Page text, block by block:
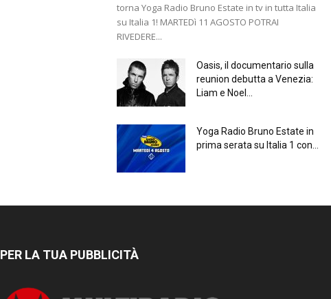
torna Yoga Radio Bruno Estate in tv in tutta Italia
su Italia 1! MARTEDì 11 AGOSTO POTRAI
RIVEDERE...
Oasis, il documentario sulla
reunion debutta a Venezia:
Liam e Noel...
Yoga Radio Bruno Estate in
prima serata su Italia 1 con...
PER LA TUA PUBBLICITÀ